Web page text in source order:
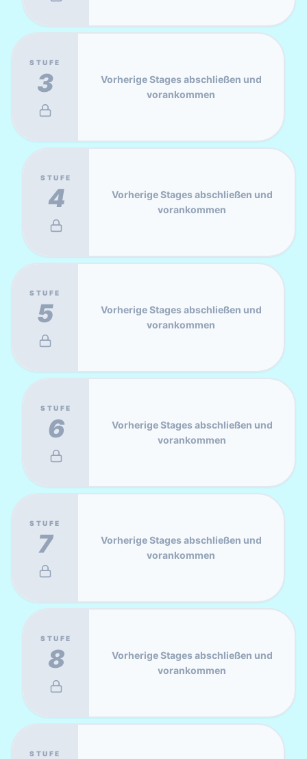
STUFE
3
Vorherige Stages abschließen und
vorankommen
STUFE
4
Vorherige Stages abschließen und
vorankommen
STUFE
5
Vorherige Stages abschließen und
vorankommen
STUFE
6
Vorherige Stages abschließen und
vorankommen
STUFE
7
Vorherige Stages abschließen und
vorankommen
STUFE
8
Vorherige Stages abschließen und
vorankommen
STUFE